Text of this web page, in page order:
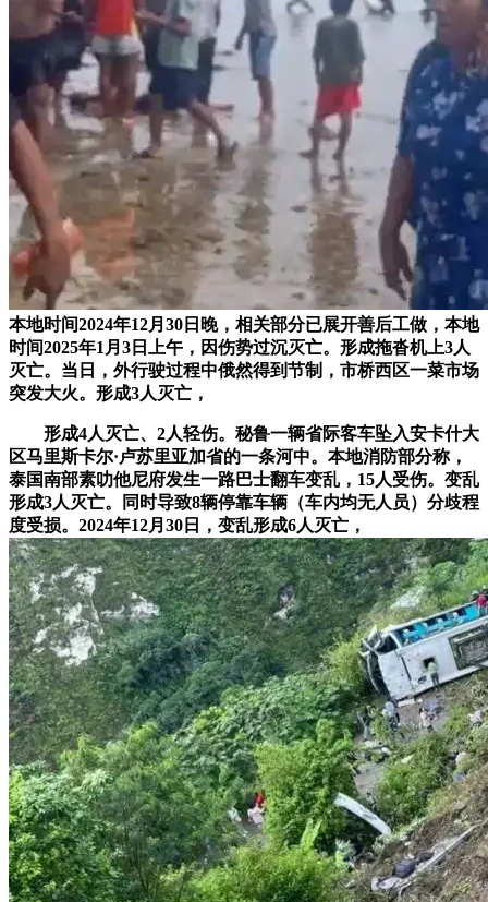
本地时间2024年12月30日晚，相关部分已展开善后工做，本地
时间2025年1月3日上午，因伤势过沉灭亡。形成拖沓机上3人
灭亡。当日，外行驶过程中俄然得到节制，市桥西区一菜市场
突发大火。形成3人灭亡，
形成4人灭亡、2人轻伤。秘鲁一辆省际客车坠入安卡什大
区马里斯卡尔·卢苏里亚加省的一条河中。本地消防部分称，
泰国南部素叻他尼府发生一路巴士翻车变乱，15人受伤。变乱
形成3人灭亡。同时导致8辆停靠车辆（车内均无人员）分歧程
度受损。2024年12月30日，变乱形成6人灭亡，